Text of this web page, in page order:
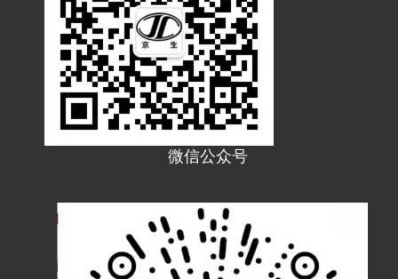
微信公众号